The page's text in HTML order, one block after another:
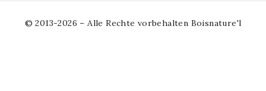
© 2013-2026 – Alle Rechte vorbehalten Boisnature'l